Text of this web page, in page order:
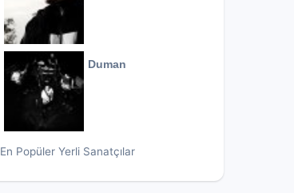
Duman
En Popüler Yerli Sanatçılar